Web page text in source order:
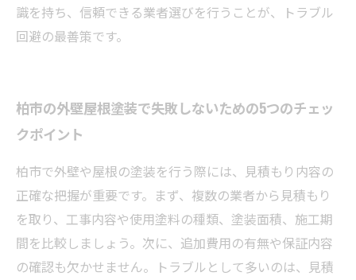
識を持ち、信頼できる業者選びを行うことが、トラブル
回避の最善策です。
柏市の外壁屋根塗装で失敗しないための5つのチェッ
クポイント
柏市で外壁や屋根の塗装を行う際には、見積もり内容の
正確な把握が重要です。まず、複数の業者から見積もり
を取り、工事内容や使用塗料の種類、塗装面積、施工期
間を比較しましょう。次に、追加費用の有無や保証内容
の確認も欠かせません。トラブルとして多いのは、見積